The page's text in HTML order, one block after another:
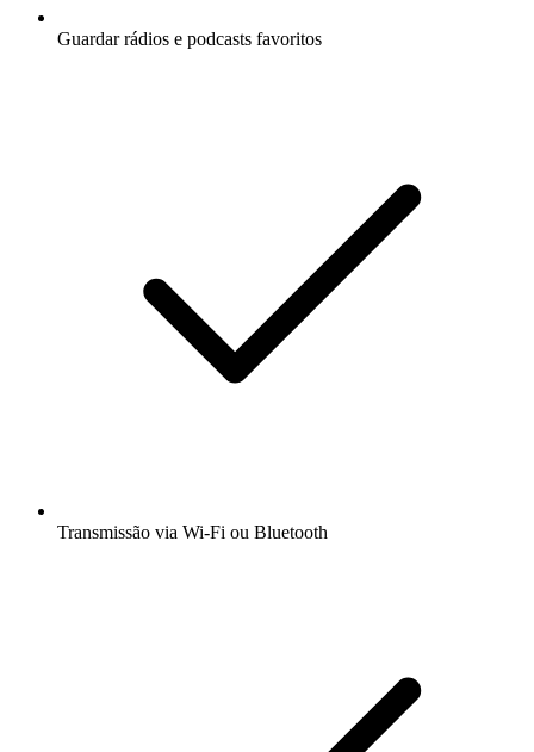
Guardar rádios e podcasts favoritos
Transmissão via Wi-Fi ou Bluetooth